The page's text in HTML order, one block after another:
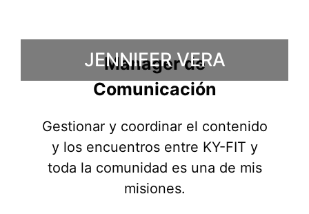
JENNIFER VERA
Manager de
Comunicación
Gestionar y coordinar el contenido
y los encuentros entre KY-FIT y
toda la comunidad es una de mis
misiones.